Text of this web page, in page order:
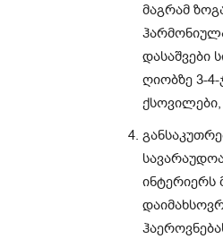
მაგრამ
დასაშვები
ღიობზე 3-
ინტერიერს